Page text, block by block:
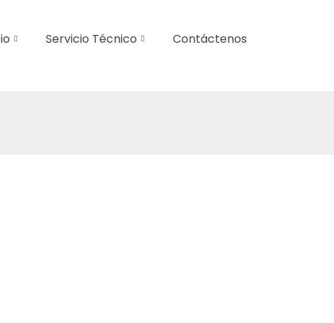
Servicio Técnico Contáctenos